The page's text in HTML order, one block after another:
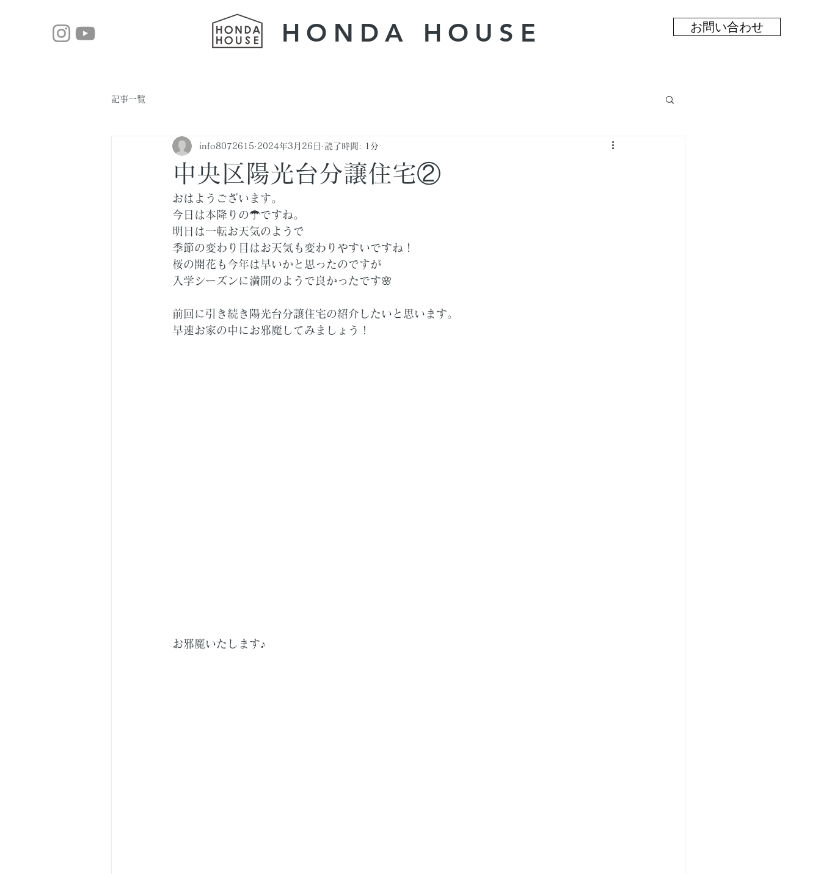
HONDA ​HOUSE お問い合わせ
記事一覧
中央区陽光台分譲住宅②
info8072615 2024年3月26日 読了時間: 1分
おはようございます。
今日は本降りの☂ですね。
明日は一転お天気のようで
季節の変わり目はお天気も変わりやすいですね！
桜の開花も今年は早いかと思ったのですが
入学シーズンに満開のようで良かったです🌸
前回に引き続き陽光台分譲住宅の紹介したいと思います。
早速お家の中にお邪魔してみましょう！
お邪魔いたします♪